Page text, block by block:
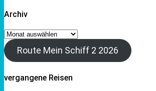
Archiv
Archiv
Route Mein Schiff 2 2026
vergangene Reisen